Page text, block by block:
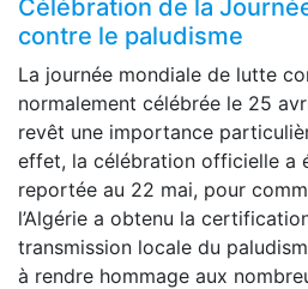
Célébration de la
contre le paludisme
La journée mondiale de lutte
normalement célébrée le 25
revêt une importance
effet, la célébration officielle a
reportée au 22 mai, pour
l’Algérie a obtenu la
transmission locale du
à rendre hommage aux